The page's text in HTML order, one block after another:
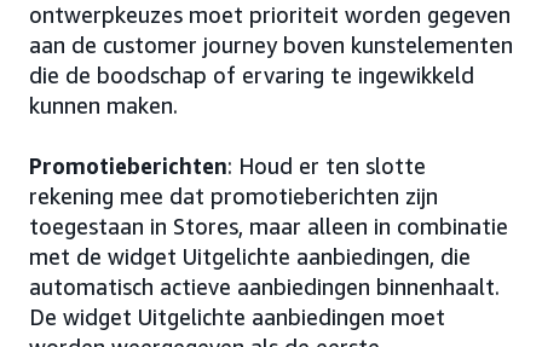
ontwerpkeuzes moet prioriteit worden gegeven
aan de customer journey boven kunstelementen
die de boodschap of ervaring te ingewikkeld
kunnen maken.
Promotieberichten: Houd er ten slotte
rekening mee dat promotieberichten zijn
toegestaan in Stores, maar alleen in combinatie
met de widget Uitgelichte aanbiedingen, die
automatisch actieve aanbiedingen binnenhaalt.
De widget Uitgelichte aanbiedingen moet